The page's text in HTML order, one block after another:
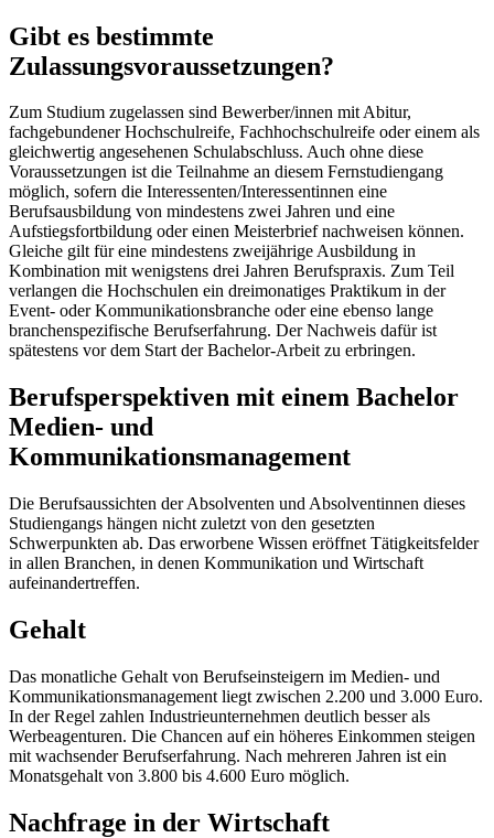
Gibt es bestimmte
Zulassungsvoraussetzungen?
Zum Studium zugelassen sind Bewerber/innen mit Abitur,
fachgebundener Hochschulreife, Fachhochschulreife oder einem als
gleichwertig angesehenen Schulabschluss. Auch ohne diese
Voraussetzungen ist die Teilnahme an diesem Fernstudiengang
möglich, sofern die Interessenten/Interessentinnen eine
Berufsausbildung von mindestens zwei Jahren und eine
Aufstiegsfortbildung oder einen Meisterbrief nachweisen können.
Gleiche gilt für eine mindestens zweijährige Ausbildung in
Kombination mit wenigstens drei Jahren Berufspraxis. Zum Teil
verlangen die Hochschulen ein dreimonatiges Praktikum in der
Event- oder Kommunikationsbranche oder eine ebenso lange
branchenspezifische Berufserfahrung. Der Nachweis dafür ist
spätestens vor dem Start der Bachelor-Arbeit zu erbringen.
Berufsperspektiven mit einem Bachelor
Medien- und
Kommunikationsmanagement
Die Berufsaussichten der Absolventen und Absolventinnen dieses
Studiengangs hängen nicht zuletzt von den gesetzten
Schwerpunkten ab. Das erworbene Wissen eröffnet Tätigkeitsfelder
in allen Branchen, in denen Kommunikation und Wirtschaft
aufeinandertreffen.
Gehalt
Das monatliche Gehalt von Berufseinsteigern im Medien- und
Kommunikationsmanagement liegt zwischen 2.200 und 3.000 Euro.
In der Regel zahlen Industrieunternehmen deutlich besser als
Werbeagenturen. Die Chancen auf ein höheres Einkommen steigen
mit wachsender Berufserfahrung. Nach mehreren Jahren ist ein
Monatsgehalt von 3.800 bis 4.600 Euro möglich.
Nachfrage in der Wirtschaft